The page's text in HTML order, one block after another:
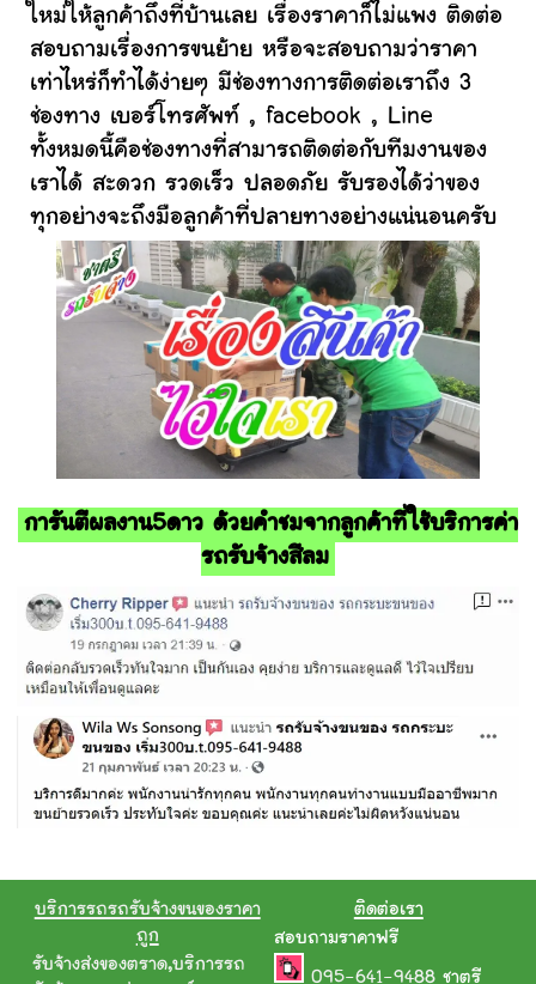
ใหม่ให้ลูกค้าถึงที่บ้านเลย เรื่องราคาก็ไม่แพง ติดต่อ
สอบถามเรื่องการขนย้าย หรือจะสอบถามว่าราคา
เท่าไหร่ก็ทำได้ง่ายๆ มีช่องทางการติดต่อเราถึง 3
ช่องทาง เบอร์โทรศัพท์ , facebook , Line
ทั้งหมดนี้คือช่องทางที่สามารถติดต่อกับทีมงานของ
เราได้ สะดวก รวดเร็ว ปลอดภัย รับรองได้ว่าของ
ทุกอย่างจะถึงมือลูกค้าที่ปลายทางอย่างแน่นอนครับ
การันตีผลงาน5ดาว ด้วยคำชมจากลูกค้าที่ใช้บริการค่า
รถรับจ้างสีลม
บริการรถรถรับจ้างขนของราคา
ถูก
รับจ้างส่งของตราด,บริการรถ
ติดต่อเรา
สอบถามราคาฟรี
095-641-9488 ชาตรี